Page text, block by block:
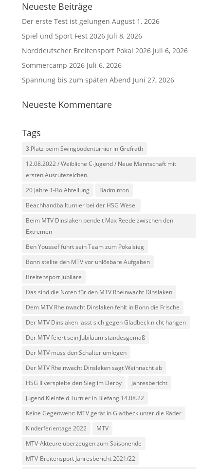
Neueste Beiträge
Der erste Test ist gelungen August 1, 2026
Spiel und Sport Fest 2026 Juli 8, 2026
Norddeutscher Breitensport Pokal 2026 Juli 6, 2026
Sommercamp 2026 Juli 6, 2026
Spannung bis zum späten Abend Juni 27, 2026
Neueste Kommentare
Tags
3.Platz beim Swingbodenturnier in Grefrath
12.08.2022 / Weibliche C-Jugend / Neue Mannschaft mit
ersten Ausrufezeichen.
20 Jahre T-Bo Abteilung
Badminton
Beachhandballturnier bei der HSG Wesel
Beim MTV Dinslaken pendelt Max Reede zwischen den
Extremen
Ben Youssef führt sein Team zum Pokalsieg
Bonn stellte den MTV vor unlösbare Aufgaben
Breitensport Jubilare
Das sind die Noten für den MTV Rheinwacht Dinslaken
Dem MTV Rheinwacht Dinslaken fehlt in Bonn die Frische
Der MTV Dinslaken lässt sich gegen Gladbeck nicht hängen
Der MTV feiert sein Jubiläum standesgemäß
Der MTV muss den Schalter umlegen
Der MTV Rheinwacht Dinslaken sagt Weihnacht ab
HSG II verspielte den Sieg im Derby
Jahresbericht
Jugend Kleinfeld Turnier in Biefang 14.08.22
Keine Gegenwehr: MTV gerät in Gladbeck unter die Räder
Kinderferientage 2022
MTV
MTV-Akteure überzeugen zum Saisonende
MTV-Breitensport Jahresbericht 2021/22